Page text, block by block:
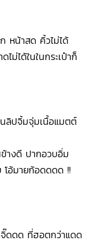
หน้าสด คิ้วไม่ได้
ม่ได้ในในกระเป๋าก็
นลิปจิ้มจุ่มเนื้อแมตต์
างดี ปากอวบอิ่ม
โอ้มายก้อดดดด !!
จิ๊ดดด ที่ฮอตกว่าแดด